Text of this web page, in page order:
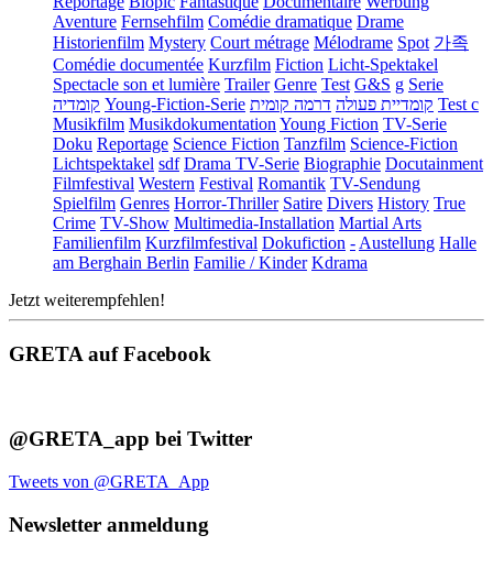
Aventure Fernsehfilm Comédie dramatique Drame
Historienfilm Mystery Court métrage Mélodrame Spot 가족
Comédie documentée Kurzfilm Fiction Licht-Spektakel
Spectacle son et lumière Trailer Genre Test G&S g Serie
קומדיה Young-Fiction-Serie קומדיית פעולה דרמה קומית
Test c
Musikfilm Musikdokumentation Young Fiction TV-Serie
Doku Reportage Science Fiction Tanzfilm Science-Fiction
Lichtspektakel sdf Drama TV-Serie Biographie Docutainment
Filmfestival Western Festival Romantik TV-Sendung
Spielfilm Genres Horror-Thriller Satire Divers History True
Crime TV-Show Multimedia-Installation Martial Arts
Familienfilm Kurzfilmfestival Dokufiction - Austellung Halle
am Berghain Berlin Familie / Kinder Kdrama
Jetzt weiterempfehlen!
GRETA auf Facebook
@GRETA_app bei Twitter
Tweets von @GRETA_App
Newsletter anmeldung